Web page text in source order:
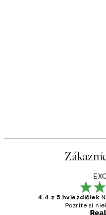
4.4 z 5 hviezdičiek
Pozrite si